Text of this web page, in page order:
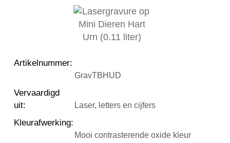
Artikelnummer:
GravTBHUD
Vervaardigd
uit: Laser, letters en cijfers
Kleurafwerking:
Mooi contrasterende oxide kleur